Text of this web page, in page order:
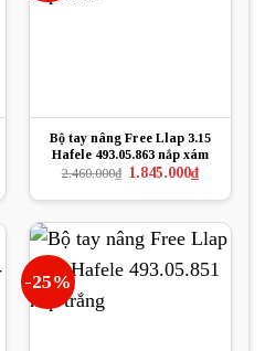
Bộ tay nâng Free Llap 3.15
Hafele 493.05.863 nắp xám
2.460.000₫ Giá
là:
1.845.000₫Giá
hiện
tại
1.845.000₫.
-25%